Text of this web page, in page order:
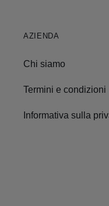
AZIENDA
Chi siamo
Termini e condizioni
Informativa sulla